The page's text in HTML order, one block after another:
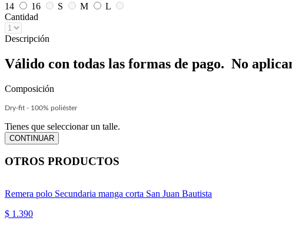
14
16 S M
L
Cantidad
Descripción
Válido con todas las formas de pago. No
Composición
Dry-fit - 100% poliéster
Tienes que seleccionar un talle.
OTROS PRODUCTOS
Remera polo Secundaria manga corta San Juan Bautista
$ 1.390